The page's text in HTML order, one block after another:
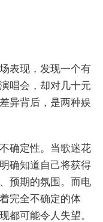
表现，发现一个有
唱会，却对几十元
异背后，是两种娱
确定性。当歌迷花
确知道自己将获得
预期的氛围。而电
完全不确定的体
都可能令人失望。